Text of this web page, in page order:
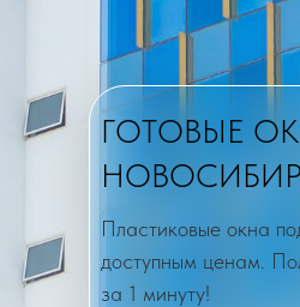
Пластиковые окна
доступным ценам.
за 1 минуту!
ГОТОВЫЕ